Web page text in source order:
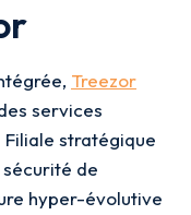
Treezor
services
stratégique
de
hyper-évolutive